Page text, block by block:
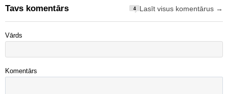
Tavs komentārs 4 Lasīt visus komentārus →
Vārds
Komentārs